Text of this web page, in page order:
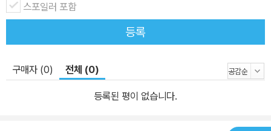
스포일러 포함
등록
구매자 (0) 전체 (0)
등록된 평이 없습니다.